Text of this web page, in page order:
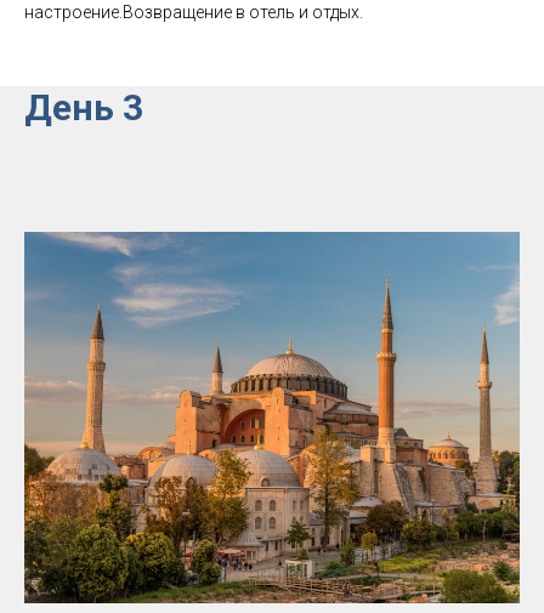
настроение.Возвращение в отель и отдых.
День 3